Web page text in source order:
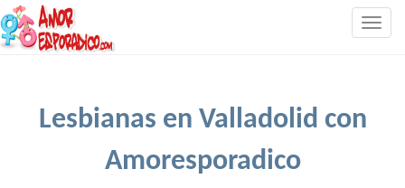
Lesbianas en Valladolid con
Amoresporadico